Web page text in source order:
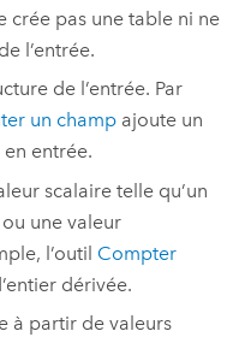
crée pas une table ni ne
l’entrée.
de l’entrée. Par
un champ ajoute un
entrée.
scalaire telle qu’un
une valeur
l’outil Compter
dérivée.
à partir de valeurs